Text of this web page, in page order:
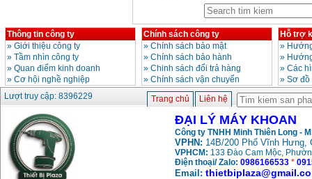
Máy khoan Bosch
GBH 2-24RE (790W)
Giá:3062000
Thông tin công ty
» Giới thiệu công ty
» Tầm nhìn công ty
» Quan điểm kinh doanh
» Cơ hội nghề nghiệp
Chính sách công ty
» Chính sách bảo mật
» Chính sách bảo hành
» Chinh sách đổi trả hàng
» Chính sách vận chuyển
Hỗ trợ
»
»
» Các
» Sơ
Lượt truy cập: 8396229
Trang chủ Liên hệ
ĐẠI LÝ MÁY KHOAN
Công ty TNHH Minh Thiên Long -
VPHN: 14B/200 Phố Vĩnh Hưng,
VPHCM: 133 Đào Cam Mộc,
Điện thoại/ Zalo: 0986166533 *
Email: